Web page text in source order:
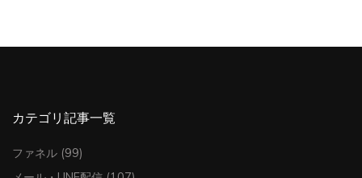
カテゴリ記事一覧
ファネル (99)